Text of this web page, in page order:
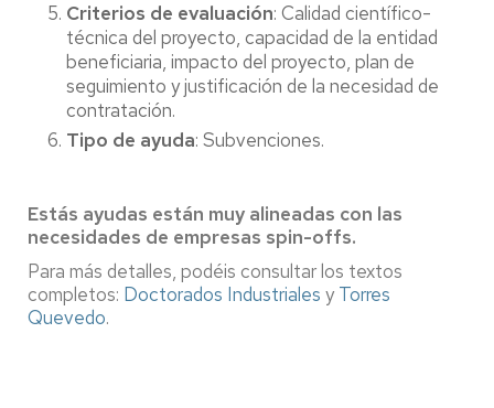
Criterios de evaluación: Calidad científico-
técnica del proyecto, capacidad de la entidad
beneficiaria, impacto del proyecto, plan de
seguimiento y justificación de la necesidad de
contratación.
Tipo de ayuda: Subvenciones.
Estás ayudas están muy alineadas con las
necesidades de empresas spin-offs.
Para más detalles, podéis consultar los textos
completos: Doctorados Industriales y Torres
Quevedo.